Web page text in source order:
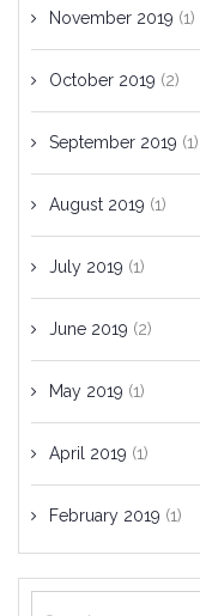
November 2019 (1)
October 2019 (2)
September 2019 (1)
August 2019 (1)
July 2019 (1)
June 2019 (2)
May 2019 (1)
April 2019 (1)
February 2019 (1)